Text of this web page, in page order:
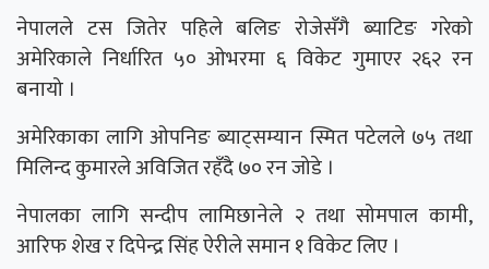
नेपालले टस जितेर पहिले बलिङ रोजेसँगै ब्याटिङ गरेको
अमेरिकाले निर्धारित ५० ओभरमा ६ विकेट गुमाएर २६२ रन
बनायो ।
अमेरिकाका लागि ‌ओपनिङ ब्याट्सम्यान स्मित पटेलले ७५ तथा
मिलिन्द कुमारले अविजित रहँदै ७० रन जोडे ।
नेपालका लागि सन्दीप लामिछानेले २ तथा सोमपाल कामी,
आरिफ शेख र दिपेन्द्र सिंह ऐरीले समान १ विकेट लिए ।